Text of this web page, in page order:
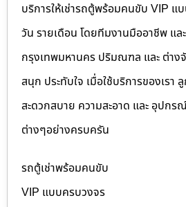
บริการให้เช่ารถตู้พร้อมคนขับ VIP แ
วัน รายเดือน โดยทีมงานมืออาชีพ แ
กรุงเทพมหานคร ปริมณฑล และ ต่าง
สนุก ประทับใจ เมื่อใช้บริการของเรา
สะดวกสบาย ความสะอาด และ อุปกร
ต่างๆอย่างครบครัน
รถตู้เช่าพร้อมคนขับ
VIP แบบครบวงจร